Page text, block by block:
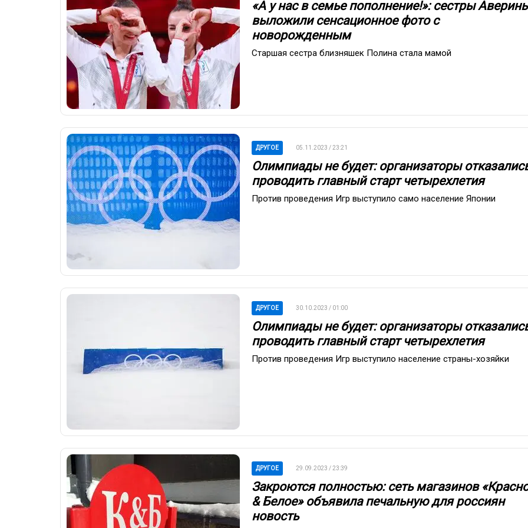
«А у нас в семье пополнение!»: сестры
выложили сенсационное фото с
новорожденным
Старшая сестра близняшек Полина стала мамой
ДРУГОЕ 05.11.2023 / 23:21
Олимпиады не будет: организаторы
проводить главный старт четырехлетия
Против проведения Игр выступило само население Японии
ДРУГОЕ 30.10.2023 / 01:00
Олимпиады не будет: организаторы
проводить главный старт четырехлетия
Против проведения Игр выступило население страны-хозяйки
ДРУГОЕ 29.09.2023 / 23:39
Закроются полностью: сеть магазинов
& Белое» объявила печальную для россиян
новость